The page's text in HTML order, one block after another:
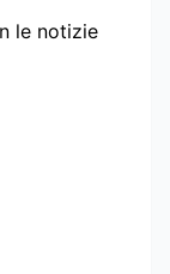
le notizie